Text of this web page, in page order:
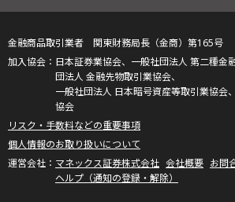
金融商品取引業者 関東財務局長（金商）第165号
日本証券業協会、一般社団法人 第二種金
団法人 金融先物取引業協会、
一般社団法人 日本暗号資産等取引業協会
協会
リスク・手数料などの重要事項
個人情報のお取り扱いについて
マネックス証券株式会社 会社概要 お問
ヘルプ（通知の登録・解除）